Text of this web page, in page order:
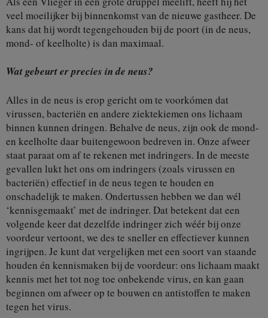
veel moeilijker bij binnenkomst van de nieuwe gastheer. De
kans dat hij wordt tegengehouden bij de poort (in de neus,
mond- of keelholte) is dan maximaal.
Wat gebeurt er precies in de neus?
Alles in de neus is erop gericht om te voorkómen dat
virussen, bacteriën en andere ziektekiemen ons lichaam
binnen kunnen dringen. Behalve de neus, zijn ook de mond-
en keelholte daar buitengewoon bedreven in. Onze afweer
staat paraat om af te rekenen met indringers. In de meeste
gevallen lukt het ons om indringers (zoals virussen en
bacteriën) effectief in de neus tegen te houden en
onschadelijk te maken. Ondertussen hebben we dan wél
‘kennisgemaakt’ met de indringer. Dat betekent dat een
volgende keer dat dezelfde indringer zich wéér bij onze
voordeur vertoont, we des te sneller en effectiever kunnen
ingrijpen. Je kunt dat vergelijken met een soort van staande
houden én kennismaken bij de voordeur: ons lichaam maakt
kennis met het tot nog toe onbekende virus, en kan gaan
beginnen om afweer op te bouwen en antistoffen te maken
tegen het virus.